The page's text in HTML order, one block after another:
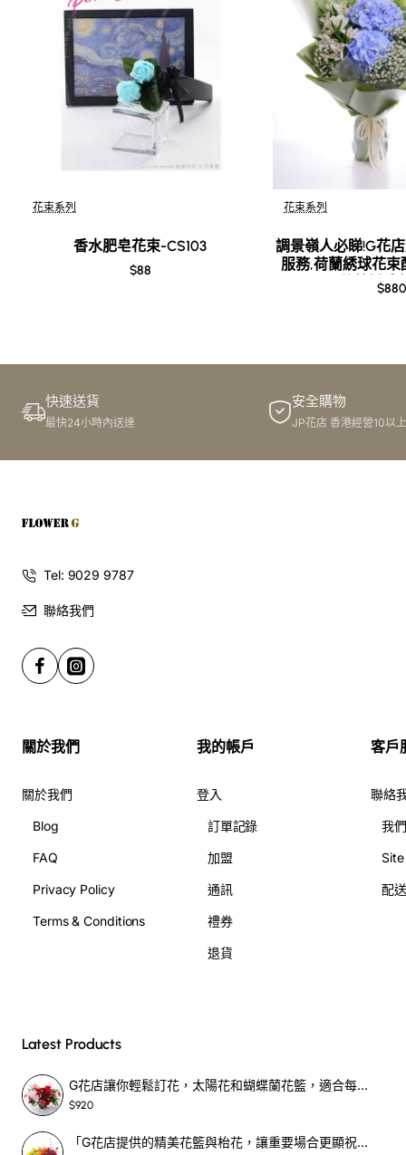
花束系列
香水肥皂花束-CS103
$88
花束系列
調景嶺人必睇!G花
服務,荷蘭綉球花
Fast-荷蘭綉球
$880
快速送貨
最快24小時內送達
安全購物
JP花店 香港經營10以
Tel: 9029 9787
聯絡我們
關於我們
關於我們
Blog
FAQ
Privacy Policy
Terms & Conditions
我的帳戶
登入
訂單記錄
加盟
通訊
禮券
退貨
客戶
聯絡
我
配
Latest Products
G花店讓你輕鬆訂花，太陽花和蝴蝶蘭花籃，適合每個重要時刻！-SF390
$920
「G花店提供的精美花籃與枱花，讓重要場合更顯祝賀與喜悅，適合各種用場！」-SF398